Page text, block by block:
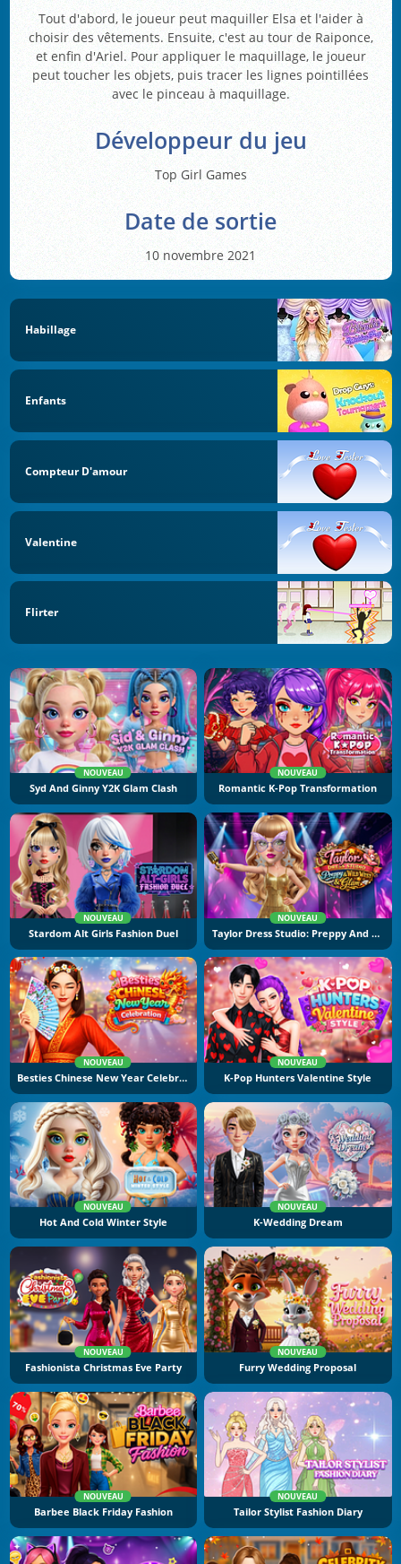
Tout d'abord, le joueur peut maquiller Elsa et l'aider à
choisir des vêtements. Ensuite, c'est au tour de Raiponce,
et enfin d'Ariel. Pour appliquer le maquillage, le joueur
peut toucher les objets, puis tracer les lignes pointillées
avec le pinceau à maquillage.
Développeur du jeu
Top Girl Games
Date de sortie
10 novembre 2021
Habillage
Enfants
Compteur D'amour
Valentine
Flirter
NOUVEAU
Syd And Ginny Y2K Glam Clash
NOUVEAU
Romantic K-Pop Transformation
NOUVEAU
Stardom Alt Girls Fashion Duel
NOUVEAU
Taylor Dress Studio: Preppy And Wild West Glam
NOUVEAU
Besties Chinese New Year Celebration
NOUVEAU
K-Pop Hunters Valentine Style
NOUVEAU
Hot And Cold Winter Style
NOUVEAU
K-Wedding Dream
NOUVEAU
Fashionista Christmas Eve Party
NOUVEAU
Furry Wedding Proposal
NOUVEAU
Barbee Black Friday Fashion
NOUVEAU
Tailor Stylist Fashion Diary